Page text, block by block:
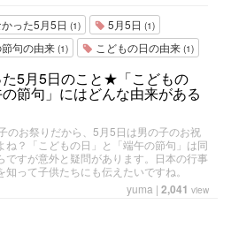
った5月5日 (1) 5月5日 (1)
句の由来 (1) こどもの日の由来 (1)
5月5日のこと★「こどもの
節句」にはどんな由来がある
のお祭りだから、5月5日は男の子のお祝
ね？「こどもの日」と「端午の節句」は同
ですが意外と疑問があります。日本の行事
知って子供たちにも伝えたいですね。
yuma | 2,041 view